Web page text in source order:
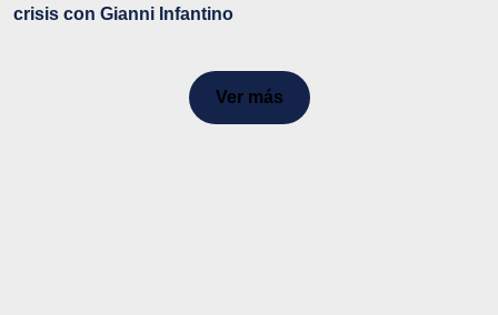
crisis con Gianni Infantino
Ver más